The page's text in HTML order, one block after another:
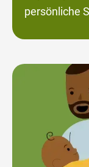
persönliche